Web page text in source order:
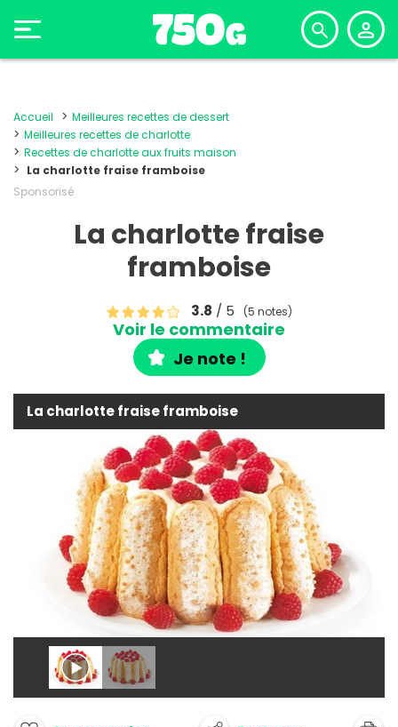
Accueil
Meilleures recettes de dessert
Meilleures recettes de charlotte
Recettes de charlotte aux fruits maison
La charlotte fraise framboise
Sponsorisé
La charlotte fraise
framboise
3.8 / 5 (5 notes)
Voir le commentaire
Je note !
La charlotte fraise framboise